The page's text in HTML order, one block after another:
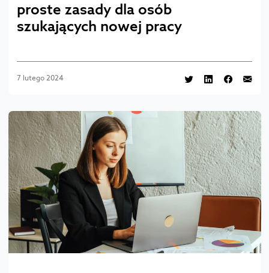
proste zasady dla osób
szukających nowej pracy
7 lutego 2024